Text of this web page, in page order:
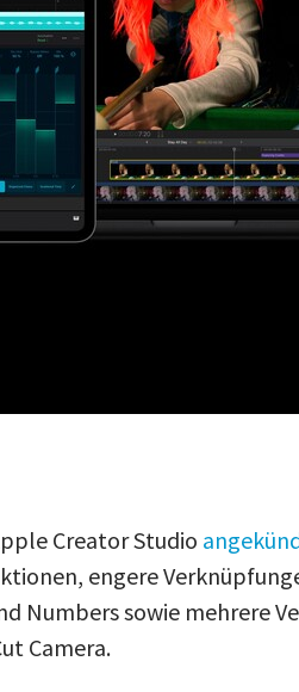
Creator Studio
engere
Numbers sowie mehrere
Camera.